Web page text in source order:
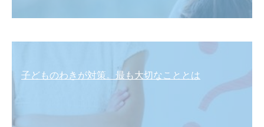
子どものわきが対策。最も大切なこととは